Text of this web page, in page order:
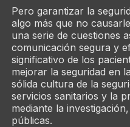
Pero garantizar la
algo más que no
una serie de cuestiones
comunicación segura y
significativo de los
mejorar la seguridad en
sólida cultura de la
servicios sanitarios y la
mediante la
públicas.